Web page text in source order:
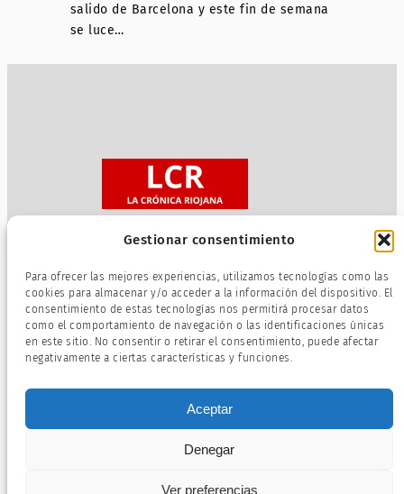
Gestionar consentimiento
Para ofrecer las mejores experiencias, utilizamos tecnologías como las
cookies para almacenar y/o acceder a la información del dispositivo. El
consentimiento de estas tecnologías nos permitirá procesar datos
como el comportamiento de navegación o las identificaciones únicas
en este sitio. No consentir o retirar el consentimiento, puede afectar
negativamente a ciertas características y funciones.
Aceptar
Denegar
Ver preferencias
salido de Barcelona y este fin de semana
se luce…
Política de privacidad
Términos de servicio
Política de cookies